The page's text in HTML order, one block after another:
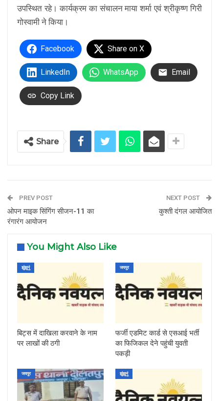
उपस्थित रहे। कार्यक्रम का संचालन माया शर्मा एवं श्रीकृष्ण गिरी
गोस्वामी ने किया।
Facebook Share on X
LinkedIn WhatsApp Email
Copy Link
Share
PREV POST
ओपन माइक सिंगिंग सीजन-11 का
रंगारंग आयोजन
NEXT POST
कुश्ती दंगल आयोजित
You Might Also Like
झुंझुनूं
बिट्स में दाखिला करवाने के नाम
पर लाखों की ठगी
जयपुर
फर्जी एडमिट कार्ड से एसआई भर्ती
का फिजिकल देने पहुंची युवती
पकड़ी
जयपुर झुंझुनूं